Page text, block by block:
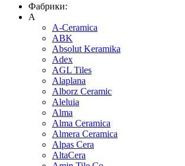
Фабрики:
A
A-Ceramica
ABK
Absolut Keramika
Adex
AGL Tiles
Alaplana
Alborz Ceramic
Aleluia
Alma
Alma Ceramica
Almera Ceramica
Alpas Cera
AltaCera